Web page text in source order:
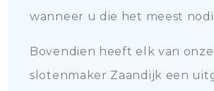
wanneer u die het meest
Bovendien heeft elk van onze
slotenmaker Zaandijk een